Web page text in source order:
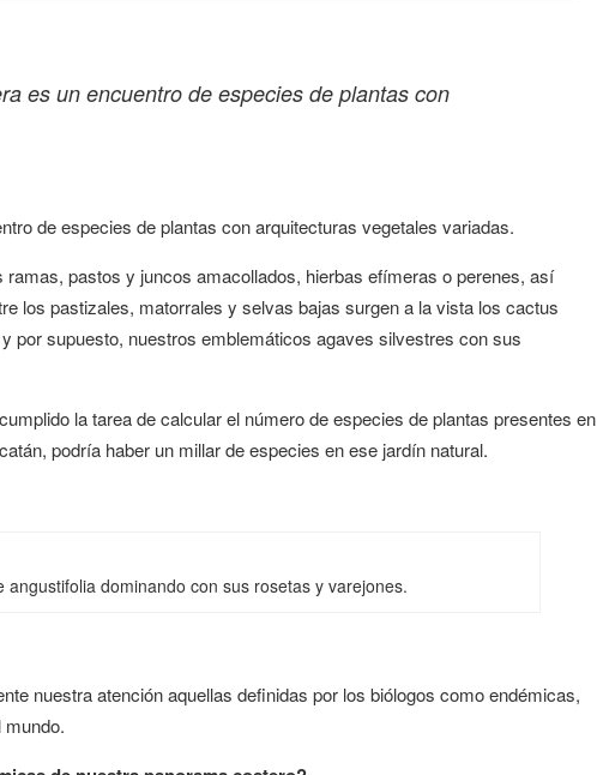
es un encuentro de especies de plantas con
de especies de plantas con arquitecturas vegetales variadas.
pastos y juncos amacollados, hierbas efímeras o perenes, así
los pastizales, matorrales y selvas bajas surgen a la vista los cactus
por supuesto, nuestros emblemáticos agaves silvestres con sus
la tarea de calcular el número de especies de plantas presentes en
podría haber un millar de especies en ese jardín natural.
angustifolia dominando con sus rosetas y varejones.
nuestra atención aquellas definidas por los biólogos como endémicas,
mundo.